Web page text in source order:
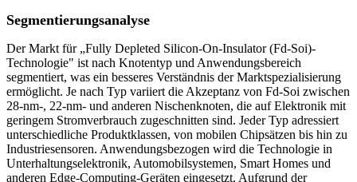
Segmentierungsanalyse
Der Markt für „Fully Depleted Silicon-On-Insulator (Fd-Soi)-
Technologie" ist nach Knotentyp und Anwendungsbereich
segmentiert, was ein besseres Verständnis der Marktspezialisierung
ermöglicht. Je nach Typ variiert die Akzeptanz von Fd-Soi zwischen
28-nm-, 22-nm- und anderen Nischenknoten, die auf Elektronik mit
geringem Stromverbrauch zugeschnitten sind. Jeder Typ adressiert
unterschiedliche Produktklassen, von mobilen Chipsätzen bis hin zu
Industriesensoren. Anwendungsbezogen wird die Technologie in
Unterhaltungselektronik, Automobilsystemen, Smart Homes und
anderen Edge-Computing-Geräten eingesetzt. Aufgrund der